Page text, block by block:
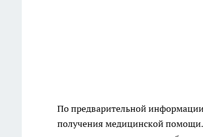
По предварительной
получения медицинской